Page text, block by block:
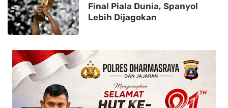
Final Piala Dunia, Spanyol
Lebih Dijagokan